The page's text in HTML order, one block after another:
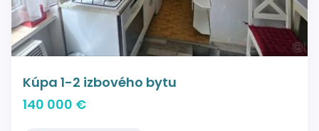
Kúpa 1-2 izbového bytu
140 000 €